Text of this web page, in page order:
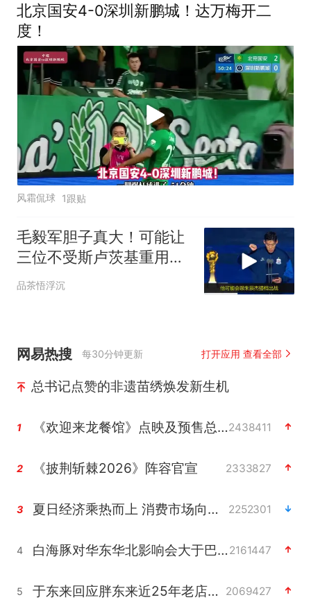
北京国安4-0深圳新鹏城！达万梅开二
度！
风霜侃球 1跟贴
毛毅军胆子真大！可能让
三位不受斯卢茨基重用的
球员，本轮出战
品茶悟浮沉
网易热搜 每30分钟更新 打开应用 查看全部
总书记点赞的非遗苗绣焕发新生机
1 《欢迎来龙餐馆》点映及预售总票房破亿2438411
2 《披荆斩棘2026》阵容官宣 2333827
3 夏日经济乘热而上 消费市场向新而行 2252301
4 白海豚对华东华北影响会大于巴威2161447
5 于东来回应胖东来近25年老店年底关闭 2069427